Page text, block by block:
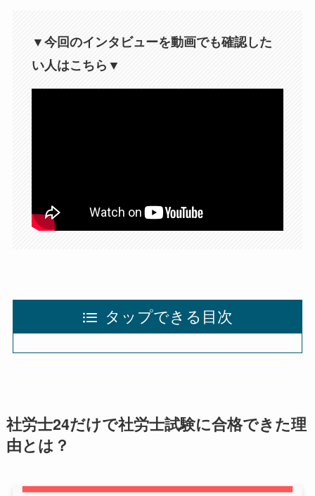
▼今回のインタビューを動画でも確認した
い人はこちら▼
タップできる目次
社労士24だけで社労士試験に合格できた理
由とは？